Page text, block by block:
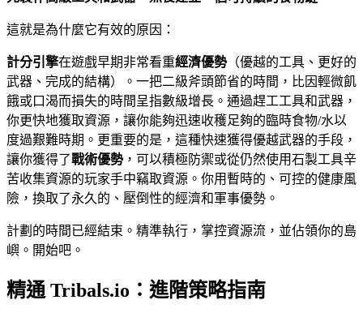
這就是為什麼它有效的原因：
計分引擎在遊戲早期非常看重經濟優勢（優越的工具、更好的
武器、完成的結構）。一把二級斧頭節省的時間，比因輕微飢
餓或口渴而損失的時間呈指數級增長。通過趕工工具和武器，
你更快地獲取資源，讓你能夠迅速收穫足夠的臨時食物/水以
度過艱難時期。更重要的是，這種快速獲得優越武器的手段，
讓你獲得了戰術優勢，可以積極防禦或從仍然使用石製工具辛
苦收集資源的玩家手中竊取資源。你用暫時的、可控的健康風
險，換取了永久的、壓倒性的經濟和軍事優勢。
計劃的時間已經結束。精準執行，掌控資源流，並佔領你的島
嶼。開始吧。
精通 Tribals.io：進階策略指南